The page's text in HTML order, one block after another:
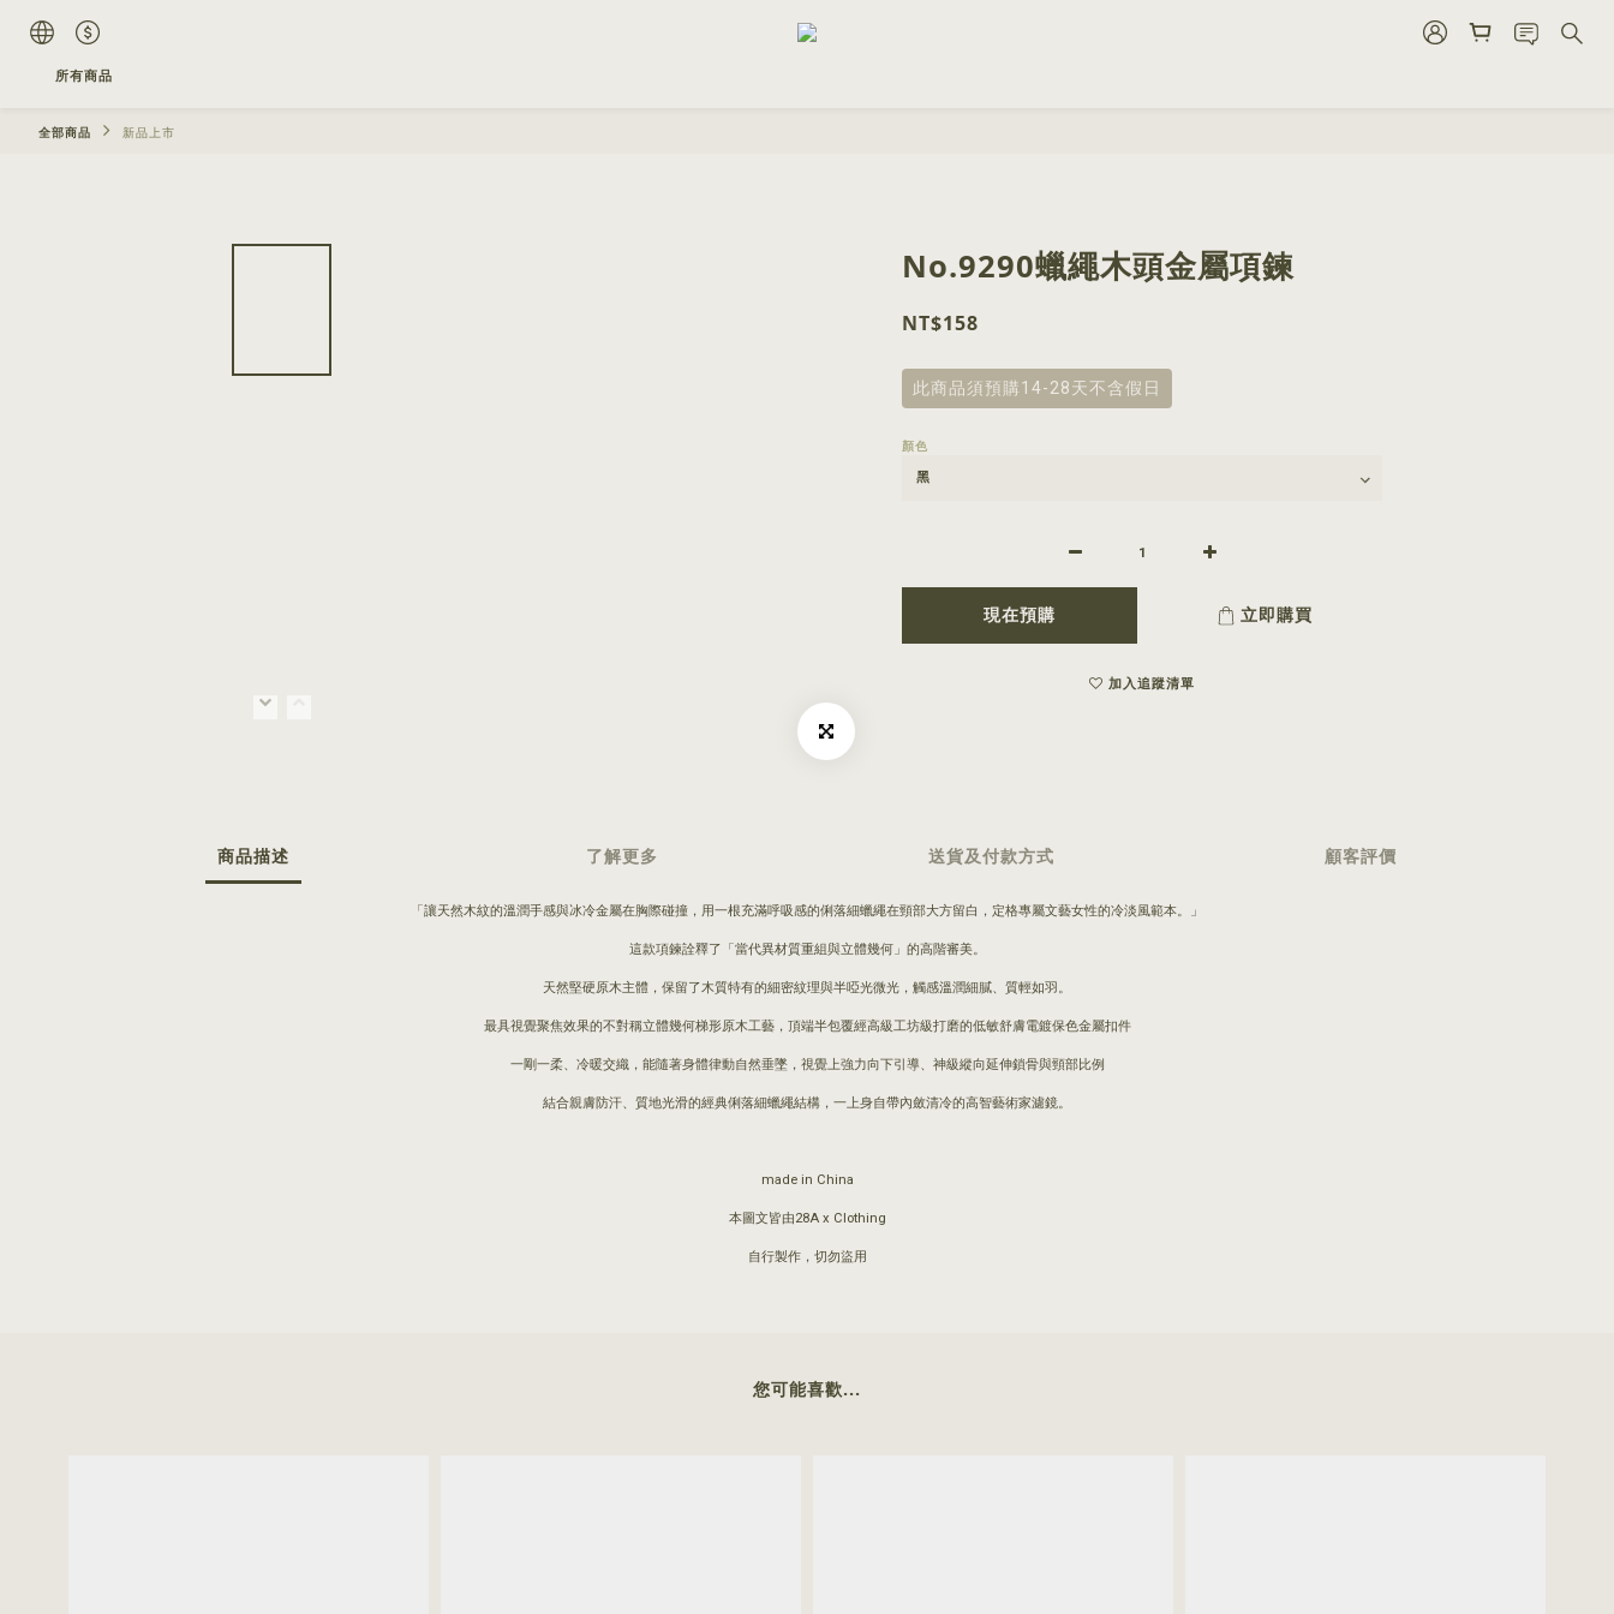
所有商品
全部商品 新品上市
No.9290蠟繩木頭金屬項鍊
NT$158
此商品須預購14-28天不含假日
顏色
現在預購 立即購買
加入追蹤清單
商品描述 了解更多 送貨及付款方式 顧客評價
「讓天然木紋的溫潤手感與冰冷金屬在胸際碰撞，用一根充滿呼吸感的俐落細蠟繩在頸部大方留白，定格專屬文藝女性的冷淡風範本。」
這款項鍊詮釋了「當代異材質重組與立體幾何」的高階審美。
天然堅硬原木主體，保留了木質特有的細密紋理與半啞光微光，觸感溫潤細膩、質輕如羽。
最具視覺聚焦效果的不對稱立體幾何梯形原木工藝，頂端半包覆經高級工坊級打磨的低敏舒膚電鍍保色金屬扣件
一剛一柔、冷暖交織，能隨著身體律動自然垂墜，視覺上強力向下引導、神級縱向延伸鎖骨與頸部比例
結合親膚防汗、質地光滑的經典俐落細蠟繩結構，一上身自帶內斂清冷的高智藝術家濾鏡。
made in China
本圖文皆由28A x Clothing
自行製作，切勿盜用
您可能喜歡...